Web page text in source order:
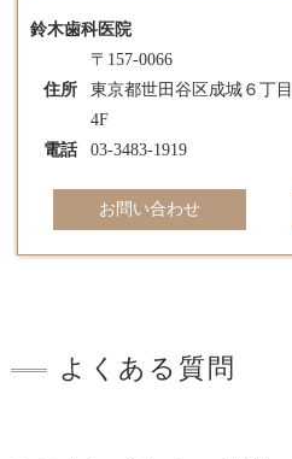
鈴木歯科医院
住所
〒157-0066
東京都世田谷区成城６丁
4F
電話
03-3483-1919
お問い合わせ
よくある質問